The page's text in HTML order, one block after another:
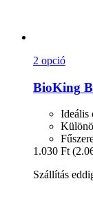
2 opció
BioKing
Ideális
1.030 Ft
Szállítás